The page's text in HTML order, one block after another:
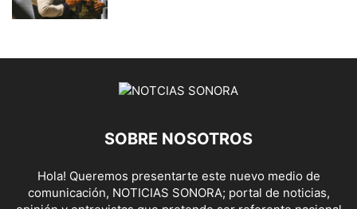
SOBRE NOSOTROS
Hola! Queremos presentarte este nuevo medio de
comunicación, NOTICIAS SONORA; portal de noticias,